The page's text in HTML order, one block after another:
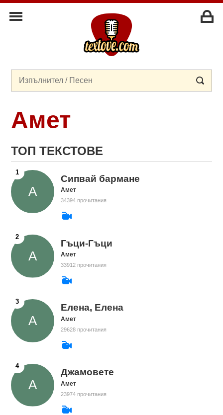
Амет
ТОП ТЕКСТОВЕ
Сипвай бармане
Амет
34394 прочитания
Гъци-Гъци
Амет
33912 прочитания
Елена, Елена
Амет
29628 прочитания
Джамовете
Амет
23974 прочитания